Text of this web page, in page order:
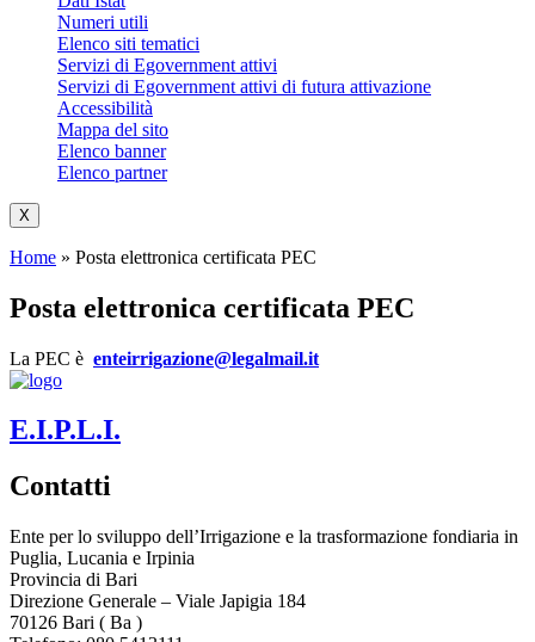
Numeri utili
Elenco siti tematici
Servizi di Egovernment attivi
Servizi di Egovernment attivi di futura attivazione
Accessibilità
Mappa del sito
Elenco banner
Elenco partner
X
Home » Posta elettronica certificata PEC
Posta elettronica certificata PEC
La PEC è enteirrigazione@legalmail.it
E.I.P.L.I.
Contatti
Ente per lo sviluppo dell’Irrigazione e la trasformazione fondiaria in
Puglia, Lucania e Irpinia
Provincia di Bari
Direzione Generale – Viale Japigia 184
70126 Bari ( Ba )